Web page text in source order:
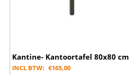
Kantine- Kantoortafel 80x80 cm
INCL BTW: €165,00